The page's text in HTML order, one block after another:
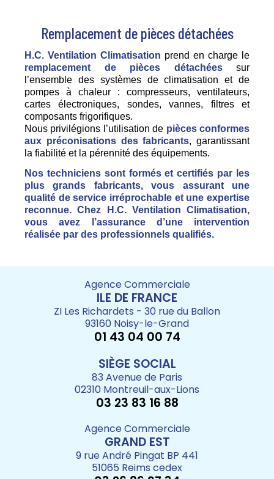
Remplacement de pièces détachées
H.C. Ventilation Climatisation prend en charge le
remplacement de pièces détachéessur
l’ensemble des systèmes de climatisation et de
pompes à chaleur : compresseurs, ventilateurs,
cartes électroniques, sondes, vannes, filtres et
composants frigorifiques.
Nous privilégions l’utilisation de pièces conformes
aux préconisations des fabricants, garantissant
la fiabilité et la pérennité des équipements.
Nos techniciens sont formés et certifiés par les
plus grands fabricants, vous assurant une
qualité de service irréprochable et une expertise
reconnue. Chez H.C. Ventilation Climatisation,
vous avez l’assurance d’une intervention
réalisée par des professionnels qualifiés.
Agence Commerciale
ILE DE FRANCE
ZI Les Richardets - 30 rue du Ballon
93160 Noisy-le-Grand
01 43 04 00 74
SIÈGE SOCIAL
83 Avenue de Paris
02310 Montreuil-aux-Lions
03 23 83 16 88
Agence Commerciale
GRAND EST
9 rue André Pingat BP 441
51065 Reims cedex